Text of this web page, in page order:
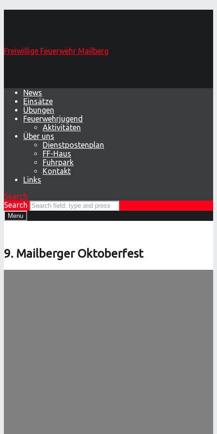
Freiwillige Feuerwehr Mailberg
News
Einsätze
Übungen
Feuerwehrjugend
Aktivitäten
Über uns
Dienstpostenplan
FF-Haus
Fuhrpark
Kontakt
Links
Search
Search
Menu
9. Mailberger Oktoberfest